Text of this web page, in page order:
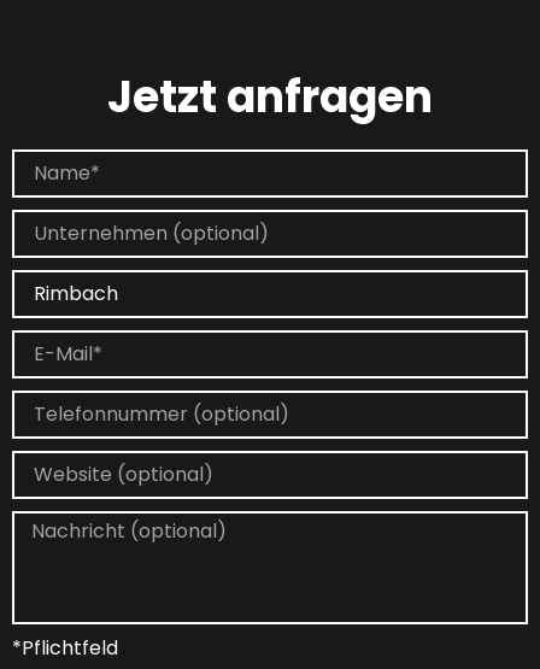
Jetzt anfragen
*Pflichtfeld